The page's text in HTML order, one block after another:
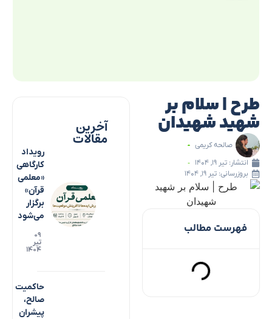
طرح | سلام بر
شهید شهیدان
صالحه کریمی
انتشار: تیر ۱۹, ۱۴۰۴
بروزرسانی: تیر ۱۹, ۱۴۰۴
فهرست مطالب
آخرین
مقالات
رویداد
کارگاهی
«معلمی
قرآن»
برگزار
می‌شود
۰۹
تیر
۱۴۰۴
حاکمیت
صالح،
پیشران